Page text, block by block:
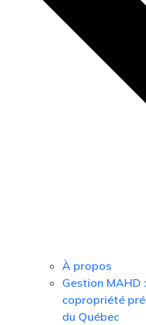
À propos
Gestion MAHD
copropriété
du Québec